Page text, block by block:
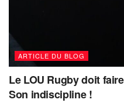
ARTICLE DU BLOG
Le LOU Rugby doit
Son indiscipline !